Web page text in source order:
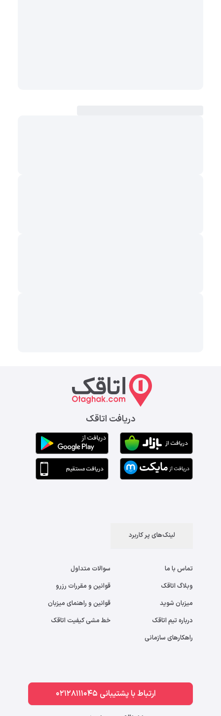
دریافت اتاقک
لینک‌های پر کاربرد
تماس با ما
وبلاگ اتاقک
میزبان شوید
درباره تیم اتاقک
راهکارهای سازمانی
سوالات متداول
قوانین و مقررات رزرو
قوانین و راهنمای میزبان
خط مشی کیفیت اتاقک
ارتباط با پشتیبانی 02128111045